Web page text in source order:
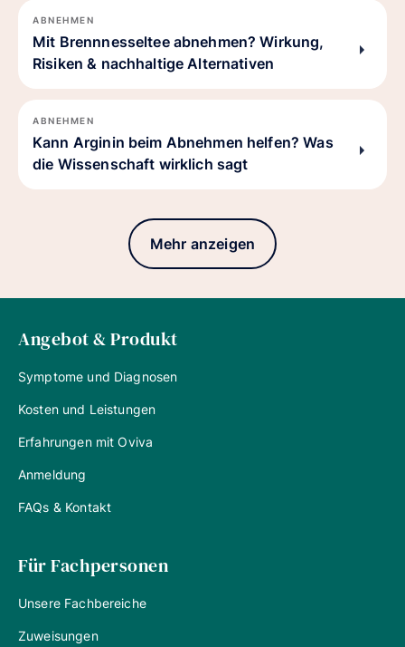
ABNEHMEN
Mit Brennnesseltee abnehmen? Wirkung,
Risiken & nachhaltige Alternativen
ABNEHMEN
Kann Arginin beim Abnehmen helfen? Was
die Wissenschaft wirklich sagt
Mehr anzeigen
Angebot & Produkt
Symptome und Diagnosen
Kosten und Leistungen
Erfahrungen mit Oviva
Anmeldung
FAQs & Kontakt
Für Fachpersonen
Unsere Fachbereiche
Zuweisungen